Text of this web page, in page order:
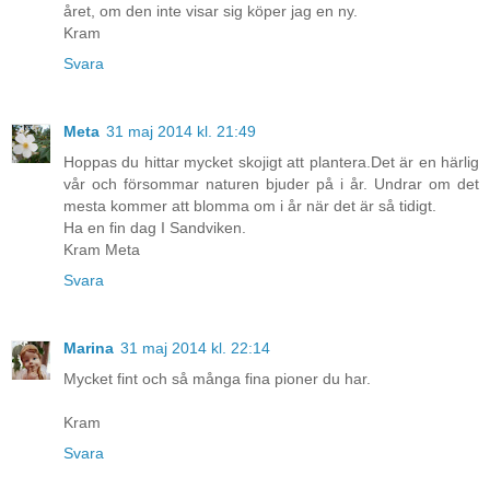
året, om den inte visar sig köper jag en ny.
Kram
Svara
Meta 31 maj 2014 kl. 21:49
Hoppas du hittar mycket skojigt att plantera.Det är en härlig
vår och försommar naturen bjuder på i år. Undrar om det
mesta kommer att blomma om i år när det är så tidigt.
Ha en fin dag I Sandviken.
Kram Meta
Svara
Marina 31 maj 2014 kl. 22:14
Mycket fint och så många fina pioner du har.
Kram
Svara